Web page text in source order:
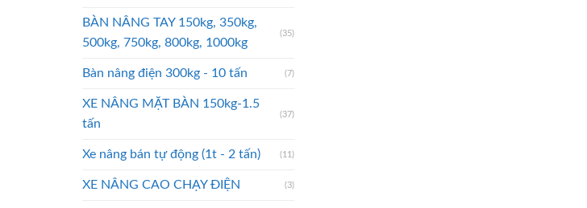
BÀN NÂNG TAY 150kg, 350kg,
500kg, 750kg, 800kg, 1000kg
(35)
Bàn nâng điện 300kg - 10 tấn (7)
XE NÂNG MẶT BÀN 150kg-1.5
tấn
(37)
Xe nâng bán tự động (1t - 2 tấn) (11)
XE NÂNG CAO CHẠY ĐIỆN (3)